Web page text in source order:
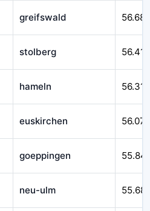
greifswald 56.685
stolberg 56.414
hameln 56.310
euskirchen 56.077
goeppingen
neu-ulm